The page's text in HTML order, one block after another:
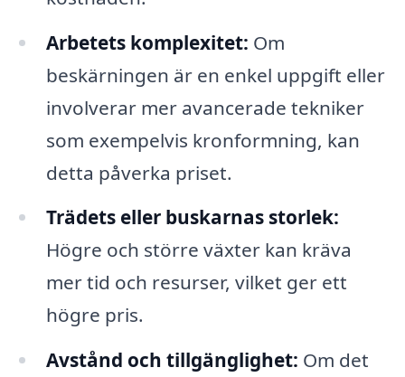
Arbetets komplexitet: Om
beskärningen är en enkel uppgift eller
involverar mer avancerade tekniker
som exempelvis kronformning, kan
detta påverka priset.
Trädets eller buskarnas storlek:
Högre och större växter kan kräva
mer tid och resurser, vilket ger ett
högre pris.
Avstånd och tillgänglighet: Om det